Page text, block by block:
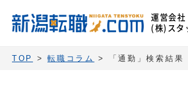
運営会
(株)スタ
TOP >転職コラム > 「通勤」検索結果